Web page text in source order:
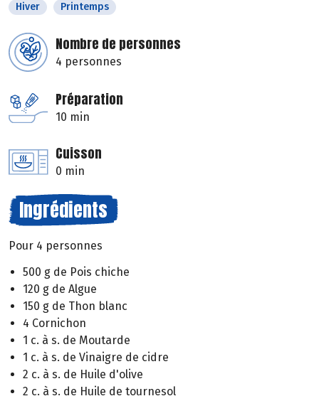
Hiver
Printemps
Nombre de personnes
4 personnes
Préparation
10 min
Cuisson
0 min
Ingrédients
Pour 4 personnes
500 g de Pois chiche
120 g de Algue
150 g de Thon blanc
4 Cornichon
1 c. à s. de Moutarde
1 c. à s. de Vinaigre de cidre
2 c. à s. de Huile d'olive
2 c. à s. de Huile de tournesol